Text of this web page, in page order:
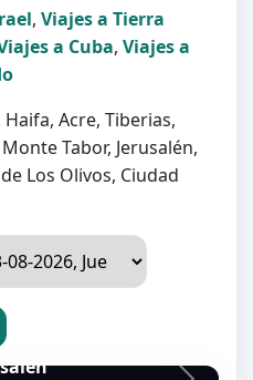
, Viajes a Tierra
a Cuba, Viajes a
Haifa, Acre, Tiberias,
Tabor, Jerusalén,
Los Olivos, Ciudad